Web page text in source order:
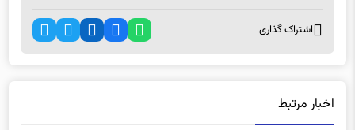
اشتراک گذاری
اخبار مرتبط